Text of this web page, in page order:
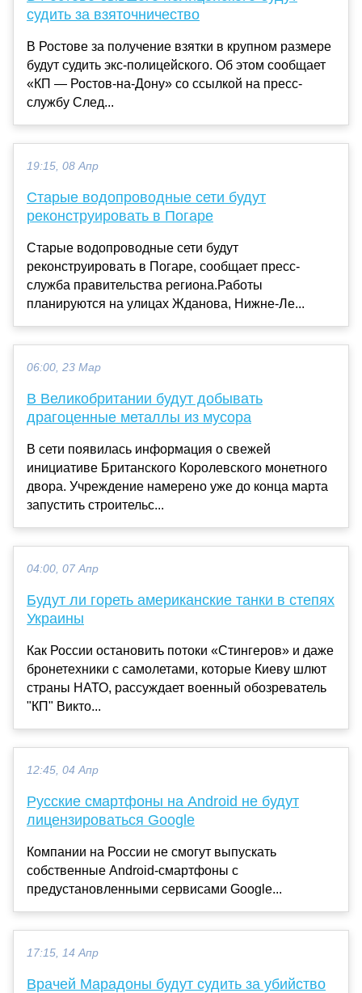
судить за взяточничество
В Ростове за получение взятки в крупном размере
будут судить экс-полицейского. Об этом сообщает
«КП — Ростов-на-Дону» со ссылкой на пресс-
службу След...
19:15, 08 Апр
Старые водопроводные сети будут
реконструировать в Погаре
Старые водопроводные сети будут
реконструировать в Погаре, сообщает пресс-
служба правительства региона.Работы
планируются на улицах Жданова, Нижне-Ле...
06:00, 23 Мар
В Великобритании будут добывать
драгоценные металлы из мусора
В сети появилась информация о свежей
инициативе Британского Королевского монетного
двора. Учреждение намерено уже до конца марта
запустить строительс...
04:00, 07 Апр
Будут ли гореть американские танки в степях
Украины
Как России остановить потоки «Стингеров» и даже
бронетехники с самолетами, которые Киеву шлют
страны НАТО, рассуждает военный обозреватель
"КП" Викто...
12:45, 04 Апр
Русские смартфоны на Android не будут
лицензироваться Google
Компании на России не смогут выпускать
собственные Android-смартфоны с
предустановленными сервисами Google...
17:15, 14 Апр
Врачей Марадоны будут судить за убийство